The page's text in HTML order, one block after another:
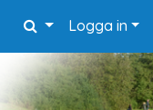
Logga in